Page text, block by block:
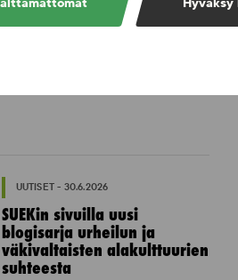
UUTISET - 30.6.2026
SUEKin sivuilla uusi
blogisarja urheilun ja
väkivaltaisten alakulttuurien
suhteesta